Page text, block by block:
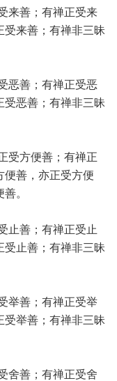
来善；有禅正受来
受来善；有禅非三昧
恶善；有禅正受恶
受恶善；有禅非三昧
受方便善；有禅正
便善，亦正受方便
。
止善；有禅正受止
受止善；有禅非三昧
举善；有禅正受举
受举善；有禅非三昧
舍善；有禅正受舍